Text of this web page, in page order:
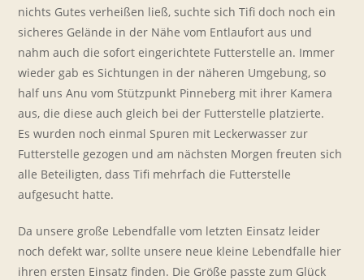
nichts Gutes verheißen ließ, suchte sich Tifi doch noch ein
sicheres Gelände in der Nähe vom Entlaufort aus und
nahm auch die sofort eingerichtete Futterstelle an. Immer
wieder gab es Sichtungen in der näheren Umgebung, so
half uns Anu vom Stützpunkt Pinneberg mit ihrer Kamera
aus, die diese auch gleich bei der Futterstelle platzierte.
Es wurden noch einmal Spuren mit Leckerwasser zur
Futterstelle gezogen und am nächsten Morgen freuten sich
alle Beteiligten, dass Tifi mehrfach die Futterstelle
aufgesucht hatte.
Da unsere große Lebendfalle vom letzten Einsatz leider
noch defekt war, sollte unsere neue kleine Lebendfalle hier
ihren ersten Einsatz finden. Die Größe passte zum Glück